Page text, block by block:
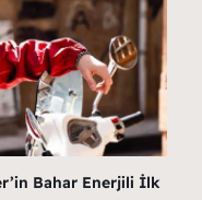
Bahar Enerjili İlk